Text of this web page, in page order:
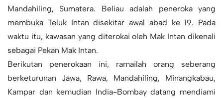
Mandahiling, Sumatera. Beliau adalah peneroka yang
membuka Teluk Intan disekitar awal abad ke 19. Pada
waktu itu, kawasan yang diterokai oleh Mak Intan dikenali
sebagai Pekan Mak Intan.
Berikutan penerokaan ini, ramailah orang seberang
berketurunan Jawa, Rawa, Mandahiling, Minangkabau,
Kampar dan kemudian India-Bombay datang mendiami